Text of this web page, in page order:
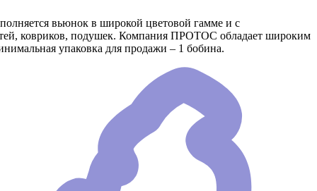
вьюнок в широкой цветовой гамме и с
ковриков, подушек. Компания ПРОТОС обладает широким
упаковка для продажи – 1 бобина.